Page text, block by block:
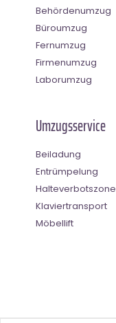
Behördenumzug
Büroumzug
Fernumzug
Firmenumzug
Laborumzug
Umzugsservice
Beiladung
Entrümpelung
Halteverbotszone
Klaviertransport
Möbellift